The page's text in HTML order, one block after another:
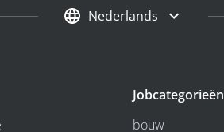
Nederlands
Jobcategorieën
bouw